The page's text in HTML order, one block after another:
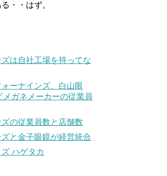
・・はず。
は自社工場を持ってな
ーナインズ、白山眼
メガネメーカーの従業員
の従業員数と店舗数
と金子眼鏡が経営統合
ハゲタカ